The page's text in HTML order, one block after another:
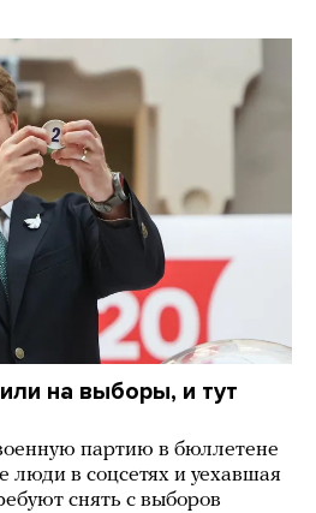
на выборы, и тут
партию в бюллетене
в соцсетях и уехавшая
снять с выборов